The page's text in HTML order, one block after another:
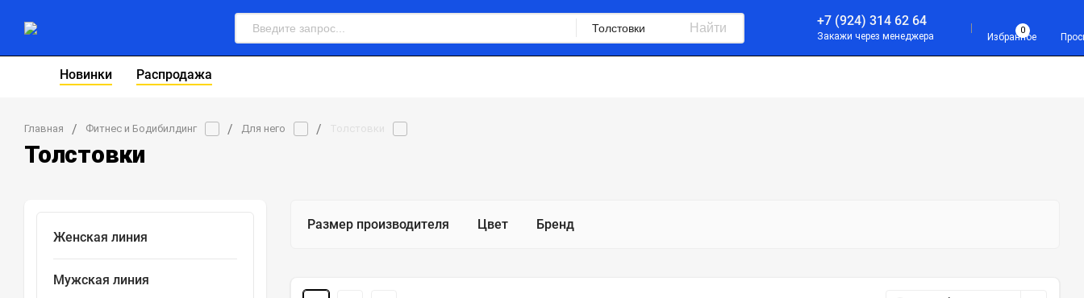
Толстовки Найти +7 (924) 314 62 64
Закажи через менеджера Избранное
0
Новинки Распродажа
Главная / Фитнес и Бодибилдинг / Для него /
Толстовки
Женская линия
Мужская линия
Размер производителя Цвет Бренд